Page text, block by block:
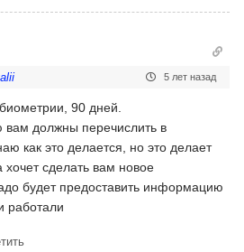
5 лет назад
90 дней.
должны перечислить в
как это делается, но это делает
хочет сделать вам новое
будет предоставить информацию
работали